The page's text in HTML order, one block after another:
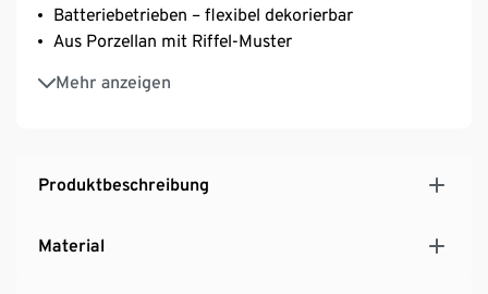
Batteriebetrieben – flexibel dekorierbar
Aus Porzellan mit Riffel-Muster
Mehr anzeigen
Inkl. Batterien
Produktbeschreibung
Material